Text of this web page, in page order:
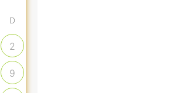
D
2
9